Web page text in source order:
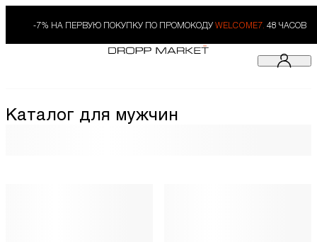
-7% НА ПЕРВУЮ ПОКУПКУ ПО ПРОМОКОДУ WELCOME7. 48 ЧАСОВ
Каталог для мужчин